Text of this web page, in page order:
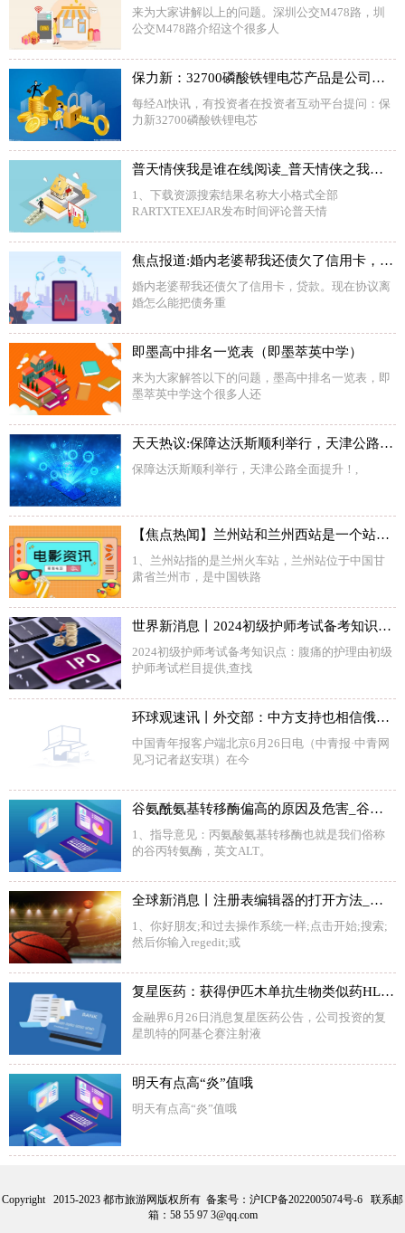
来为大家讲解以上的问题。深圳公交M478路，圳
公交M478路介绍这个很多人
保力新：32700磷酸铁锂电芯产品是公司一直在做的产品
每经AI快讯，有投资者在投资者互动平台提问：保
力新32700磷酸铁锂电芯
普天情侠我是谁在线阅读_普天情侠之我是谁
1、下载资源搜索结果名称大小格式全部
RARTXTEXEJAR发布时间评论普天情
焦点报道:婚内老婆帮我还债欠了信用卡，贷款。现在协议离婚怎么能把债务重
婚内老婆帮我还债欠了信用卡，贷款。现在协议离
婚怎么能把债务重
即墨高中排名一览表（即墨萃英中学）
来为大家解答以下的问题，墨高中排名一览表，即
墨萃英中学这个很多人还
天天热议:保障达沃斯顺利举行，天津公路全面提升！
保障达沃斯顺利举行，天津公路全面提升！,
【焦点热闻】兰州站和兰州西站是一个站吗_兰州站
1、兰州站指的是兰州火车站，兰州站位于中国甘
肃省兰州市，是中国铁路
世界新消息丨2024初级护师考试备考知识点：腹痛的护理
2024初级护师考试备考知识点：腹痛的护理由初级
护师考试栏目提供,查找
环球观速讯丨外交部：中方支持也相信俄罗斯能够维护国家稳定
中国青年报客户端北京6月26日电（中青报·中青网
见习记者赵安琪）在今
谷氨酰氨基转移酶偏高的原因及危害_谷氨酰氨基转移酶偏高的原因
1、指导意见：丙氨酸氨基转移酶也就是我们俗称
的谷丙转氨酶，英文ALT。
全球新消息丨注册表编辑器的打开方法_注册表编辑器在哪里打开
1、你好朋友;和过去操作系统一样;点击开始;搜索;
然后你输入regedit;或
复星医药：获得伊匹木单抗生物类似药HLX13用于治疗肝癌开展临床试验的批准
金融界6月26日消息复星医药公告，公司投资的复
星凯特的阿基仑赛注射液
明天有点高“炎”值哦
明天有点高“炎”值哦
Copyright 2015-2023 都市旅游网版权所有 备案号： 沪ICP备2022005074号-6 联系邮
箱：58 55 97 3@qq.com